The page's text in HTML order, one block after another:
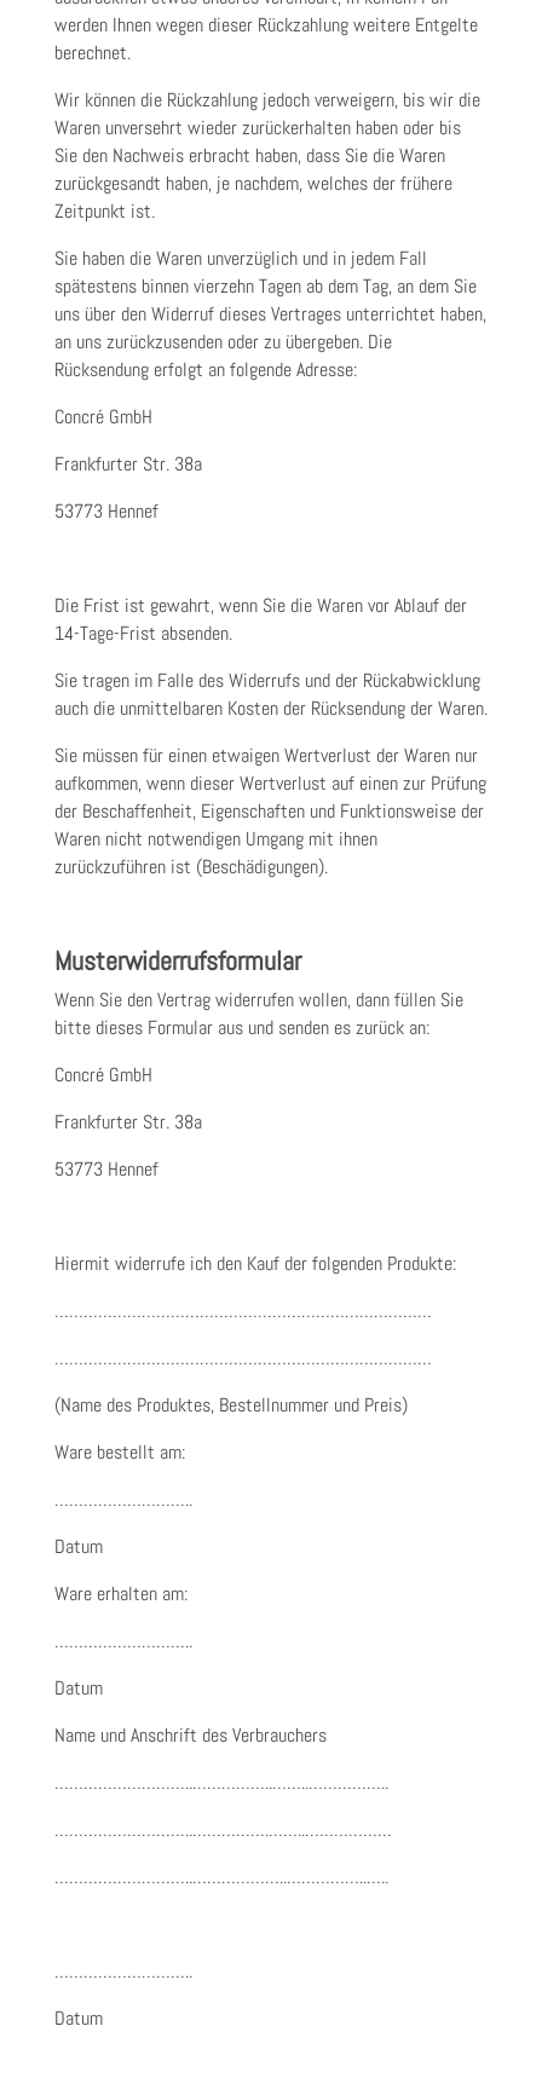
werden Ihnen wegen dieser Rückzahlung weitere Entgelte
berechnet.
Wir können die Rückzahlung jedoch verweigern, bis wir die
Waren unversehrt wieder zurückerhalten haben oder bis
Sie den Nachweis erbracht haben, dass Sie die Waren
zurückgesandt haben, je nachdem, welches der frühere
Zeitpunkt ist.
Sie haben die Waren unverzüglich und in jedem Fall
spätestens binnen vierzehn Tagen ab dem Tag, an dem Sie
uns über den Widerruf dieses Vertrages unterrichtet haben,
an uns zurückzusenden oder zu übergeben. Die
Rücksendung erfolgt an folgende Adresse:
Concré GmbH
Frankfurter Str. 38a
53773 Hennef
Die Frist ist gewahrt, wenn Sie die Waren vor Ablauf der
14-Tage-Frist absenden.
Sie tragen im Falle des Widerrufs und der Rückabwicklung
auch die unmittelbaren Kosten der Rücksendung der Waren.
Sie müssen für einen etwaigen Wertverlust der Waren nur
aufkommen, wenn dieser Wertverlust auf einen zur Prüfung
der Beschaffenheit, Eigenschaften und Funktionsweise der
Waren nicht notwendigen Umgang mit ihnen
zurückzuführen ist (Beschädigungen).
Musterwiderrufsformular
Wenn Sie den Vertrag widerrufen wollen, dann füllen Sie
bitte dieses Formular aus und senden es zurück an:
Concré GmbH
Frankfurter Str. 38a
53773 Hennef
Hiermit widerrufe ich den Kauf der folgenden Produkte:
……………………………………………………………………
……………………………………………………………………
(Name des Produktes, Bestellnummer und Preis)
Ware bestellt am:
………………………..
Datum
Ware erhalten am:
………………………..
Datum
Name und Anschrift des Verbrauchers
………………………..……………..……..……………..
………………………..…………….……..………………
………………………..………………..……………..…..
………………………..
Datum